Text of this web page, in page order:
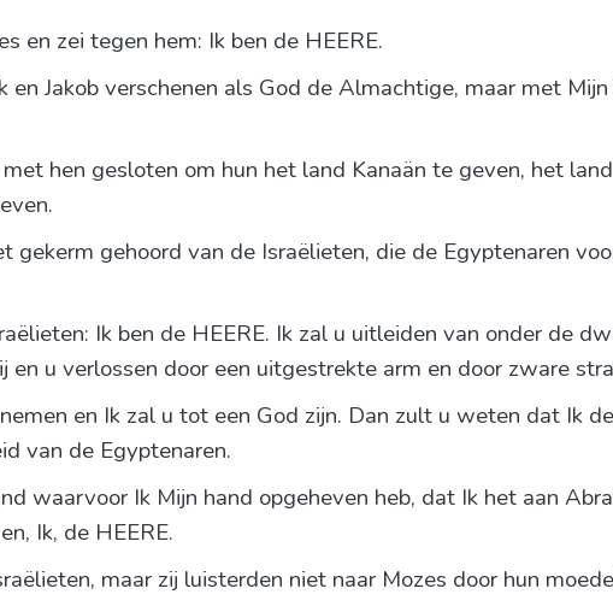
en zei tegen hem: Ik ben de HEERE.
en Jakob verschenen als God de Almachtige, maar met
hen gesloten om hun het land Kanaän te geven, het
gekerm gehoord van de Israëlieten, die de Egyptenaren
Ik ben de HEERE. Ik zal u uitleiden van onder de
en u verlossen door een uitgestrekte arm en door zware
en Ik zal u tot een God zijn. Dan zult u weten dat Ik
van de Egyptenaren.
waarvoor Ik Mijn hand opgeheven heb, dat Ik het aan
Ik, de HEERE.
maar zij luisterden niet naar Mozes door hun